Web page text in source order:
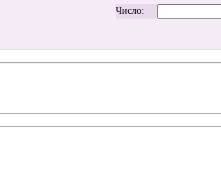
Число: